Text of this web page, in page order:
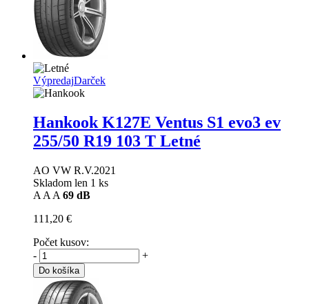
VýpredajDarček
Hankook K127E Ventus S1 evo3 ev
255/50 R19 103 T Letné
AO VW R.V.2021
Skladom len 1 ks
A A A 69 dB
111,20 €
Počet kusov:
-
+
Do košíka